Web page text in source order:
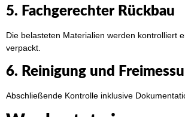
5. Fachgerechter Rückbau
Die belasteten Materialien werden kontrolliert
verpackt.
6. Reinigung und
Abschließende Kontrolle inklusive